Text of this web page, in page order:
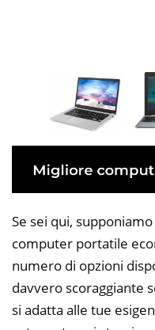
Se sei qui,
computer portatile
numero di opzioni
davvero scoraggiante
si adatta alle tue